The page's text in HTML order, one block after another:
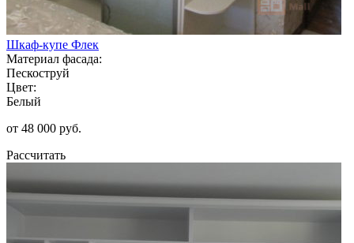
Шкаф-купе Флек
Материал фасада:
Пескоструй
Цвет:
Белый
от 48 000 руб.
Рассчитать